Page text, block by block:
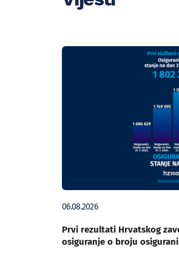
06.08.2026
Prvi rezultati Hrvatskog
osiguranje o broju